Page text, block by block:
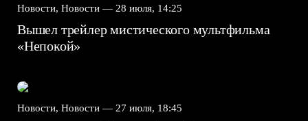
Новости, Новости — 28 июля, 14:25
Вышел трейлер мистического мультфильма
«Непокой»
Новости, Новости — 27 июля, 18:45